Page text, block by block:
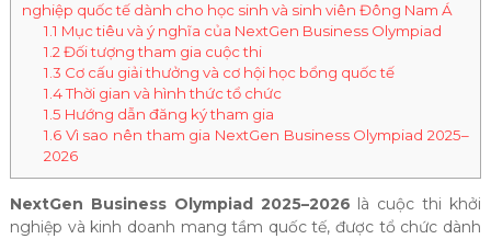
nghiệp quốc tế dành cho học sinh và sinh viên Đông Nam Á
1.1 Mục tiêu và ý nghĩa của NextGen Business Olympiad
1.2Đối tượng tham gia cuộc thi
1.3 Cơ cấu giải thưởng và cơ hội học bổng quốc tế
1.4Thời gian và hình thức tổ chức
1.5 Hướng dẫn đăng ký tham gia
1.6Vì sao nên tham gia NextGen Business Olympiad 2025–
2026
NextGen Business Olympiad 2025–2026 là cuộc thi khởi
nghiệp và kinh doanh mang tầm quốc tế, được tổ chức dành